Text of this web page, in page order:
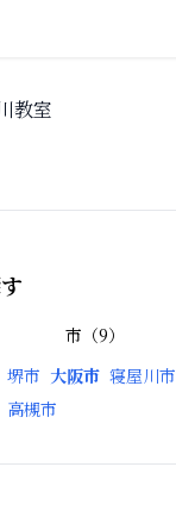
教室
市 （9）
堺市 大阪市 寝屋川市
高槻市